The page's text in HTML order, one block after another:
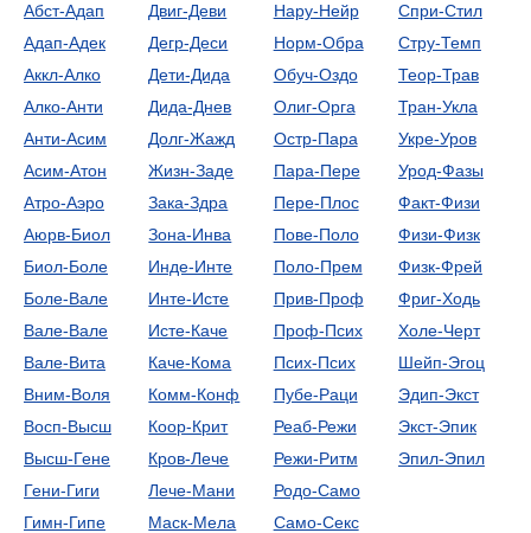
Абст-Адап
Адап-Адек
Аккл-Алко
Алко-Анти
Анти-Асим
Асим-Атон
Атро-Аэро
Аюрв-Биол
Биол-Боле
Боле-Вале
Вале-Вале
Вале-Вита
Вним-Воля
Восп-Высш
Высш-Гене
Гени-Гиги
Гимн-Гипе
Двиг-Деви
Дегр-Деси
Дети-Дида
Дида-Днев
Долг-Жажд
Жизн-Заде
Зака-Здра
Зона-Инва
Инде-Инте
Инте-Исте
Исте-Каче
Каче-Кома
Комм-Конф
Коор-Крит
Кров-Лече
Лече-Мани
Маск-Мела
Нару-Нейр
Норм-Обра
Обуч-Оздо
Олиг-Орга
Остр-Пара
Пара-Пере
Пере-Плос
Пове-Поло
Поло-Прем
Прив-Проф
Проф-Псих
Псих-Псих
Пубе-Раци
Реаб-Режи
Режи-Ритм
Родо-Само
Само-Секс
Спри-Стил
Стру-Темп
Теор-Трав
Тран-Укла
Укре-Уров
Урод-Фазы
Факт-Физи
Физи-Физк
Физк-Фрей
Фриг-Ходь
Холе-Черт
Шейп-Эгоц
Эдип-Экст
Экст-Эпик
Эпил-Эпил